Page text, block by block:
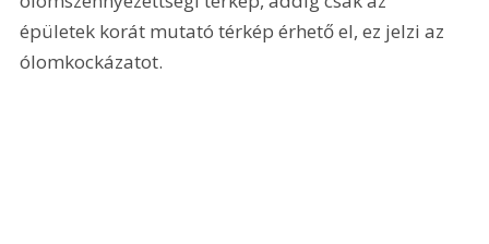
épületek korát mutató térkép érhető el, ez jelzi az
ólomkockázatot.